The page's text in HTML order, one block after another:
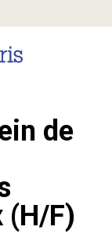
de
(H/F)